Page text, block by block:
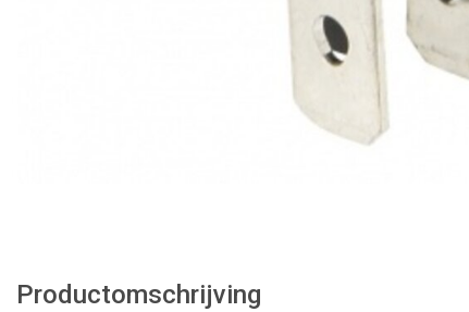
Productomschrijving